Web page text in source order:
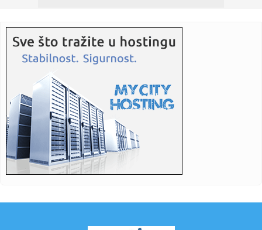
00:31:Kia PV5 stigla na tržište Srbije
00:28:Stanković ne želi zasluge za istorijsku pobedu u Lilu: Ovo je
00:28:Vlasnici Nio automobila u Kini za samo 24 sata zamenili
blizu 147...
00:26:Zvezdin trio presrećan zbog pobede: Očekivali smo
pobedu, tako ...